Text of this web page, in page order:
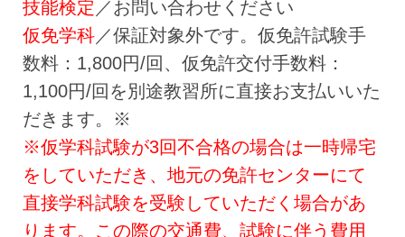
技能検定 ／お問い合わせください
仮免学科／保証対象外です。仮免許試験手
数料：1,800円/回、仮免許交付手数料：
1,100円/回を別途教習所に直接お支払いいた
だきます。※
※仮学科試験が3回不合格の場合は一時帰宅
をしていただき、地元の免許センターにて
直接学科試験を受験していただく場合があ
ります。この際の交通費、試験に伴う費用